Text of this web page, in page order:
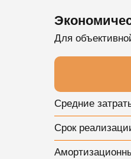
Для
Средние
Срок